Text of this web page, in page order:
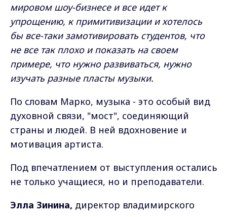
мировом шоу-бизнесе и все идет к
упрощению, к примитивизации и хотелось
бы все-таки замотивировать студентов, что
не все так плохо и показать на своем
примере, что нужно развиваться, нужно
изучать разные пласты музыки.
По словам Марко, музыка - это особый вид
духовной связи, "мост", соединяющий
страны и людей. В ней вдохновение и
мотивация артиста.
Под впечатлением от выступления остались
не только учащиеся, но и преподаватели.
Элла Зинина, директор владимирского